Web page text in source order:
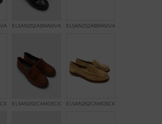
ELSAN252ABRASIVATONEROELSAN252ABRASIVATOTMORO
ELSAN252CAMOSCIOCUOIOELSAN252CAMOSCIOMANDORLA